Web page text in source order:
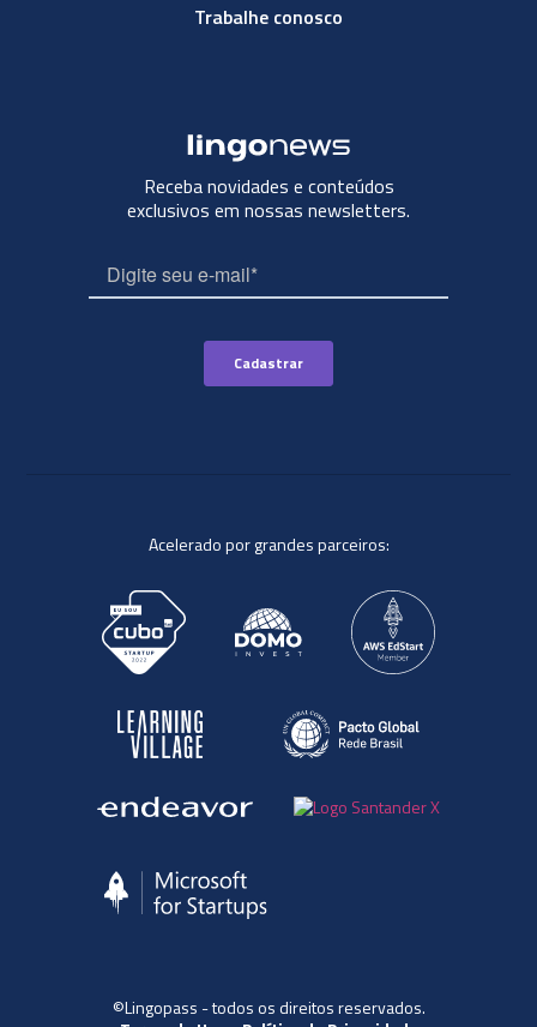
Trabalhe conosco
Receba novidades e conteúdos
exclusivos em nossas newsletters.
Acelerado por grandes parceiros:
©Lingopass - todos os direitos reservados.